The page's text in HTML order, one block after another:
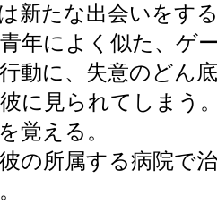
新たな出会いをす
年によく似た、ゲ
動に、失意のどん
に見られてしまう
覚える。
の所属する病院で